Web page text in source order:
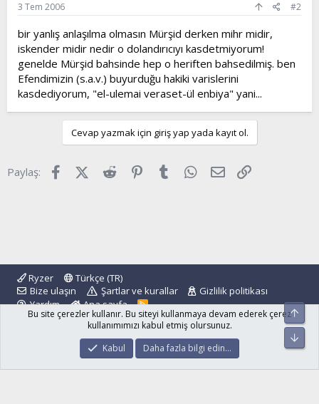
Ali İmran (164):
Allah, müminlere, aralarından kendilerine Allah'ın
ayetlerini okuyan, onları arındıran ve onlara kitap ve
hikmeti öğreten bir peygamber göndermekle büyük
bir lütufta bulundu. Oysa, bundan önce açık bir
sapıklık içinde idiler.
dikkat edin hem onlara ayetleri okuyan hem onları
arındıran bir insandan bahsediliyor. yani onları eğiten bir
insan. öğretmen, eğitmen, mürşid! onlara kitap vehikmet
öğreten! sadece kitabullah değil! dikkat! sadece ayetleri
insan mürşidsiz bir yere varamaz! anlayın artık! azcık
3 Tem 2006 #2
bir yanlış anlaşılma olmasın Mürşid derken mihr midir,
iskender midir nedir o dolandırıcıyı kasdetmiyorum!
genelde Mürşid bahsinde hep o heriften bahsedilmiş. ben
Efendimizin (s.a.v.) buyurduğu hakiki varislerini
kasdediyorum, "el-ulemai veraset-ül enbiya" yani...
Cevap yazmak için giriş yap yada kayıt ol.
Paylaş: FacebookX (Twitter)
Reddit Pinterest
Tumblr WhatsApp
E-posta
Ryzer
Türkçe (TR)
Bize ulaşın
Şartlar ve kurallar
Gizlilik politikası
Yardım
Ana sayfa
R
S
S
Community platform by XenForo ® © 2010-2024 XenForo Ltd.
© 2001 - 2024
Bu site çerezler kullanır. Bu siteyi kullanmaya devam ederek çerez
kullanımımızı kabul etmiş olursunuz.
Kabul
Daha fazla bilgi edin…
Üst
Alt